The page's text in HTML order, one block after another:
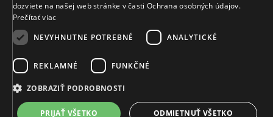
5 655 €
VIAC INFO
© MIKUŠ DIAMONDS, A.S. 2026. VŠETKY PRÁVA VYHRADENÉ.
dozviete na našej web stránke v časti Ochrana osobných údajov.
Prečítať viac
NEVYHNUTNE POTREBNÉ
ANALYTICKÉ
REKLAMNÉ FUNKČNÉ
ZOBRAZIŤ PODROBNOSTI
PRIJAŤ VŠETKO ODMIETNUŤ VŠETKO